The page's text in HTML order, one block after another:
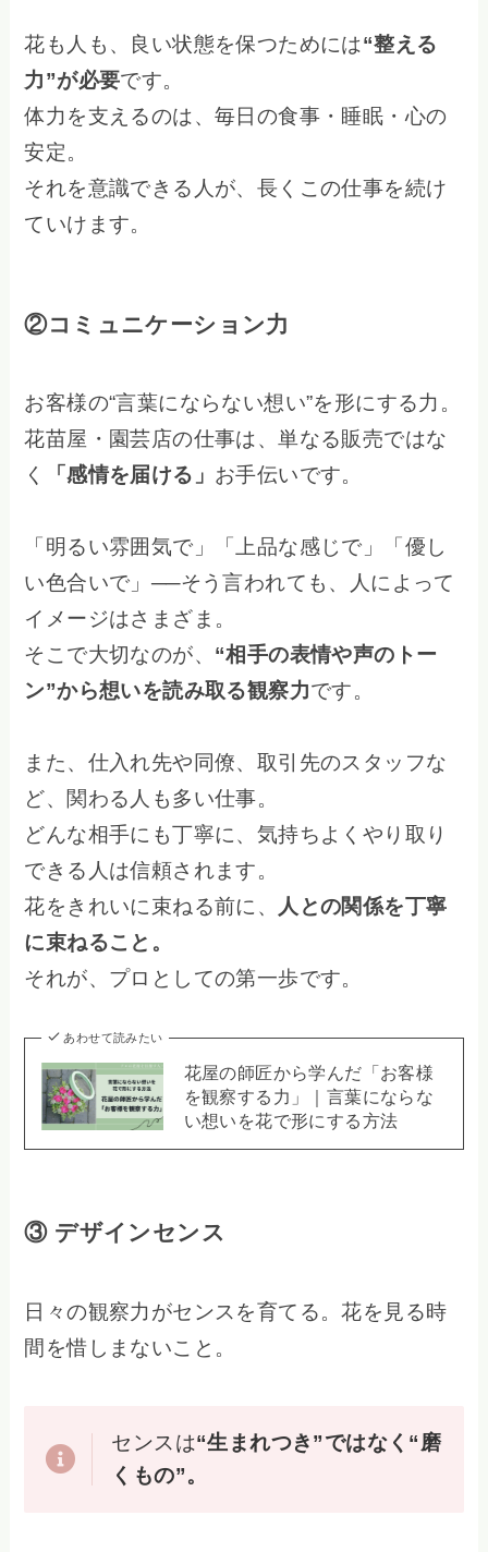
花も人も、良い状態を保つためには“整える
力”が必要です。
体力を支えるのは、毎日の食事・睡眠・心の
安定。
それを意識できる人が、長くこの仕事を続け
ていけます。
②コミュニケーション力
お客様の“言葉にならない想い”を形にする力。
花苗屋・園芸店の仕事は、単なる販売ではな
く
「感情を届ける」 お手伝いです。
「明るい雰囲気で」「上品な感じで」「優し
い色合いで」──そう言われても、人によって
イメージはさまざま。
そこで大切なのが、 “相手の表情や声のトー
ン”から想いを読み取る観察力です。
また、仕入れ先や同僚、取引先のスタッフな
ど、関わる人も多い仕事。
どんな相手にも丁寧に、気持ちよくやり取り
できる人は信頼されます。
花をきれいに束ねる前に、 人との関係を丁寧
に束ねること。
それが、プロとしての第一歩です。
あわせて読みたい
花屋の師匠から学んだ「お客様
を観察する力」｜言葉にならな
い想いを花で形にする方法
③ デザインセンス
日々の観察力がセンスを育てる。花を見る時
間を惜しまないこと。
センスは“生まれつき”ではなく“磨
くもの”。